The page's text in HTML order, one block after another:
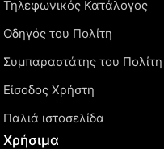
Τηλεφωνικός Κατάλογος
Οδηγός του Πολίτη
Συμπαραστάτης του Πολίτη
Είσοδος Χρήστη
Παλιά ιστοσελίδα
Χρήσιμα